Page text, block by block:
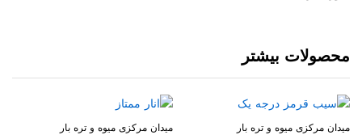
محصولات بیشتر
میدان مرکزی میوه و تره بار میدان مرکزی میوه و تره بار